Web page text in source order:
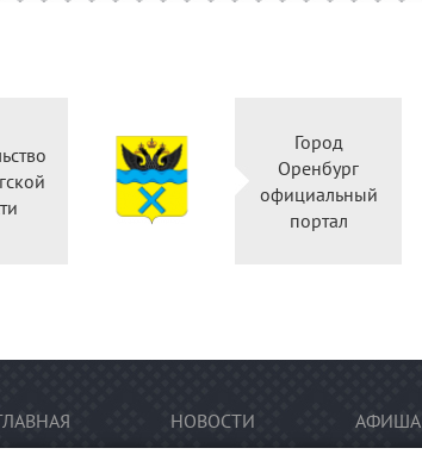
Город
Оренбург
официальный
портал
НОВОСТИ АФИША